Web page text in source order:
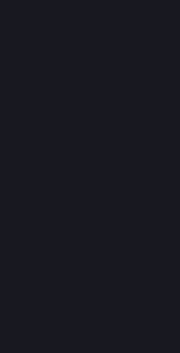
too brightly